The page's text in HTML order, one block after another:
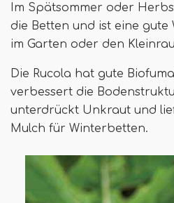
Im Spätsommer oder
die Betten und ist eine gute
im Garten oder den
Die Rucola hat gute
verbessert die
unterdrückt Unkraut und
Mulch für Winterbetten.